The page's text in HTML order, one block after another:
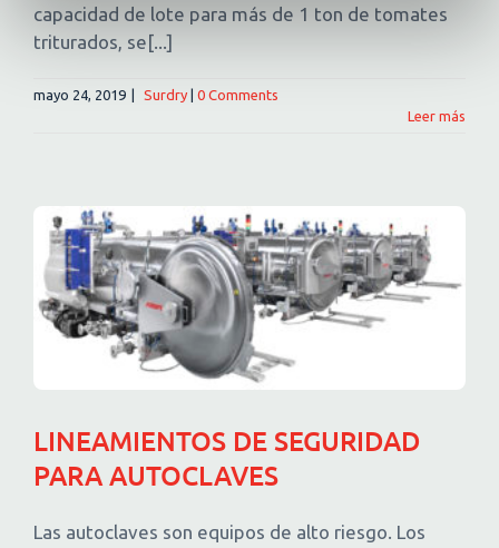
capacidad de lote para más de 1 ton de tomates
triturados, se[...]
mayo 24, 2019 | Surdry | 0 Comments
Leer más
LINEAMIENTOS DE SEGURIDAD
PARA AUTOCLAVES
Las autoclaves son equipos de alto riesgo. Los